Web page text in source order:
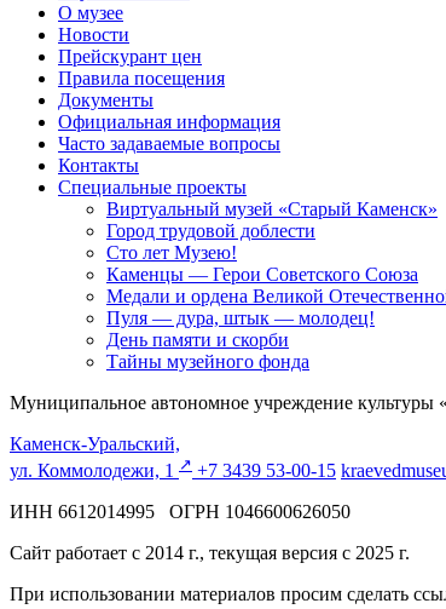
О музее
Новости
Прейскурант цен
Правила посещения
Документы
Официальная информация
Часто задаваемые вопросы
Контакты
Специальные проекты
Виртуальный музей «Старый Каменск»
Город трудовой доблести
Сто лет Музею!
Каменцы — Герои Советского Союза
Медали и ордена Великой
Пуля — дура, штык — молодец!
День памяти и скорби
Тайны музейного фонда
Муниципальное автономное учреждение
Каменск-Уральский,
ул. Коммолодежи, 1 ↗️ +7 3439 53-00-15
ИНН 6612014995 ОГРН 1046600626050
Сайт работает с 2014 г., текущая версия с 2025 г.
При использовании материалов просим сделать